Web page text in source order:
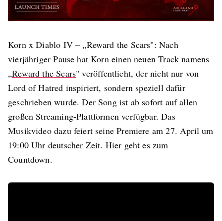
Korn x Diablo IV – „Reward the Scars": Nach
vierjähriger Pause hat Korn einen neuen Track namens
„Reward the Scars" veröffentlicht, der nicht nur von
Lord of Hatred inspiriert, sondern speziell dafür
geschrieben wurde. Der Song ist ab sofort auf allen
großen Streaming-Plattformen verfügbar. Das
Musikvideo dazu feiert seine Premiere am 27. April um
19:00 Uhr deutscher Zeit. Hier geht es zum
Countdown.